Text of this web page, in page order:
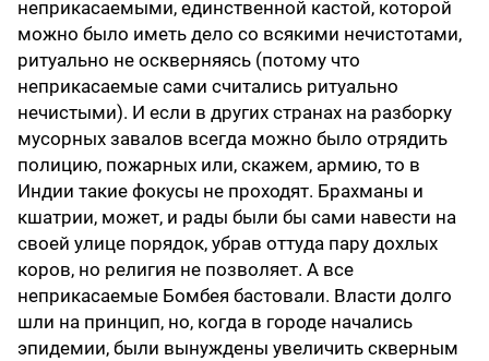
неприкасаемыми, единственной кастой, которой
можно было иметь дело со всякими нечистотами,
ритуально не оскверняясь (потому что
неприкасаемые сами считались ритуально
нечистыми). И если в других странах на разборку
мусорных завалов всегда можно было отрядить
полицию, пожарных или, скажем, армию, то в
Индии такие фокусы не проходят. Брахманы и
кшатрии, может, и рады были бы сами навести на
своей улице порядок, убрав оттуда пару дохлых
коров, но религия не позволяет. А все
неприкасаемые Бомбея бастовали. Власти долго
шли на принцип, но, когда в городе начались
эпидемии, были вынуждены увеличить скверным